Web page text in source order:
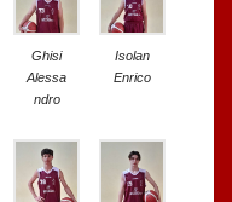
Ghisi
Alessa
ndro
Isolan
Enrico